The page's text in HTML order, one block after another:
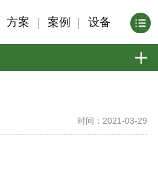
方案 案例 设备
时间：2021-03-29